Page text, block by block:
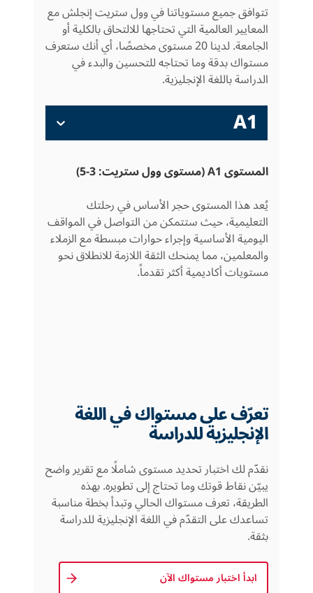
تتوافق جميع مستوياتنا في وول ستريت إنجلش مع
المعايير العالمية التي تحتاجها للالتحاق بالكلية أو
الجامعة. لدينا 20 مستوى مخصصًا، أي أنك ستعرف
مستواك بدقة وما تحتاجه للتحسين والبدء في
الدراسة باللغة الإنجليزية.
A1
المستوى A1 (مستوى وول ستريت: 3-5)
يُعد هذا المستوى حجر الأساس في رحلتك
التعليمية، حيث ستتمكن من التواصل في المواقف
اليومية الأساسية وإجراء حوارات مبسطة مع الزملاء
والمعلمين، مما يمنحك الثقة اللازمة للانطلاق نحو
مستويات أكاديمية أكثر تقدماً.
تعرّف على مستواك في اللغة
الإنجليزية للدراسة
نقدّم لك اختبار تحديد مستوى شاملًا مع تقرير واضح
يبيّن نقاط قوتك وما تحتاج إلى تطويره. بهذه
الطريقة، تعرف مستواك الحالي وتبدأ بخطة مناسبة
تساعدك على التقدّم في اللغة الإنجليزية للدراسة
بثقة.
ابدأ اختبار مستواك الآن